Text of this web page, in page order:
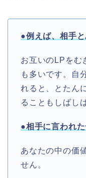
●例えば、相手と
お互いのLPをむ
も多いです。自
れると、とたん
ることもしばしば
●相手に言われ
あなたの中の価
せん。